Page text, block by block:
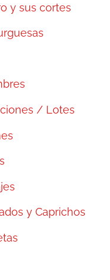
y sus cortes
/ Lotes
y Caprichos